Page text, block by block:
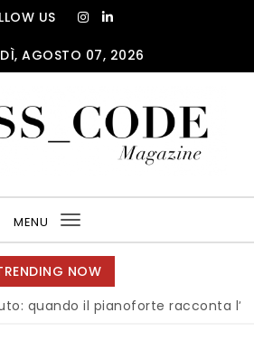
US
AGOSTO 07, 2026
MENU
Toggle
navigation
NOW
quando il pianoforte racconta